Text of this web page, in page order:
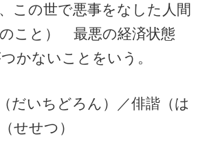
この世で悪事をなした人間
こと） 最悪の経済状態
かないことをいう。
だいちどろん）／俳諧（は
せせつ）